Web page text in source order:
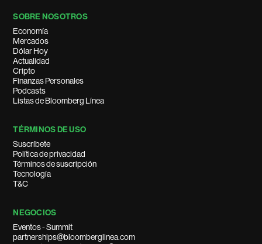
SOBRE NOSOTROS
Economía
Mercados
Dólar Hoy
Actualidad
Cripto
Finanzas Personales
Podcasts
Listas de Bloomberg Línea
TÉRMINOS DE USO
Suscríbete
Política de privacidad
Términos de suscripción
Tecnología
T&C
NEGOCIOS
Eventos - Summit
partnerships@bloomberglinea.com